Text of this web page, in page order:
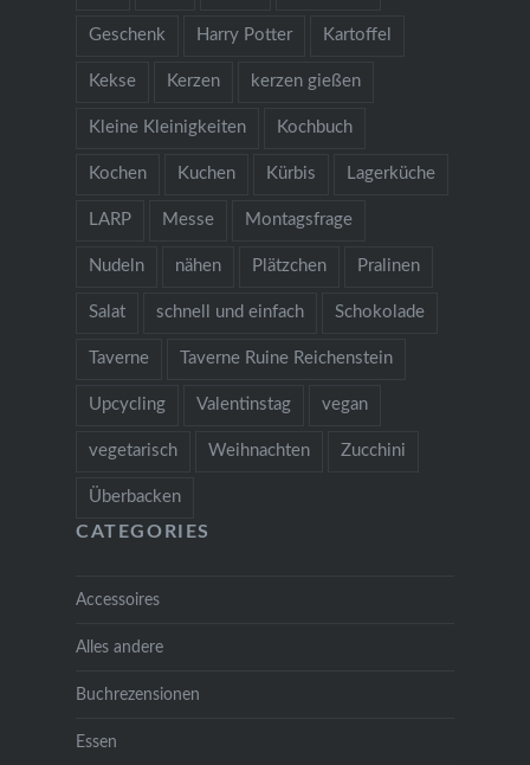
Geschenk Harry Potter Kartoffel
Kekse Kerzen kerzen gießen
Kleine Kleinigkeiten Kochbuch
Kochen Kuchen Kürbis Lagerküche
LARP Messe Montagsfrage
Nudeln nähen Plätzchen Pralinen
Salat schnell und einfach Schokolade
Taverne Taverne Ruine Reichenstein
Upcycling Valentinstag vegan
vegetarisch Weihnachten Zucchini
Überbacken
CATEGORIES
Accessoires
Alles andere
Buchrezensionen
Essen